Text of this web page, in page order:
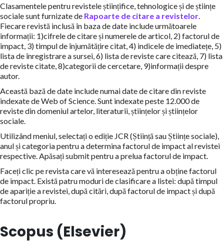
Clasamentele pentru revistele științifice, tehnologice și de științe
sociale sunt furnizate de Rapoarte de citare a revistelor
Fiecare revistă inclusă în baza de date include următoarele
informații: 1)cifrele de citare și numerele de articol, 2) factorul de
impact, 3) timpul de înjumătățire citat, 4) indicele de imediatețe, 5)
lista de înregistrare a sursei, 6) lista de reviste care citează, 7) lista
de reviste citate, 8)categorii de cercetare, 9)informații despre
autor.
Această bază de date include numai date de citare din reviste
indexate de Web of Science. Sunt indexate peste 12.000 de
reviste din domeniul artelor, literaturii, științelor și științelor
sociale.
Utilizând meniul, selectați o ediție JCR (Știință sau Științe sociale),
anul și categoria pentru a determina factorul de impact al revistei
respective. Apăsați submit pentru a prelua factorul de impact.
Faceți clic pe revista care vă interesează pentru a obține factorul
de impact. Există patru moduri de clasificare a listei: după timpul
de apariție a revistei, după citări, după factorul de impact și după
factorul propriu.
Scopus (Elsevier)